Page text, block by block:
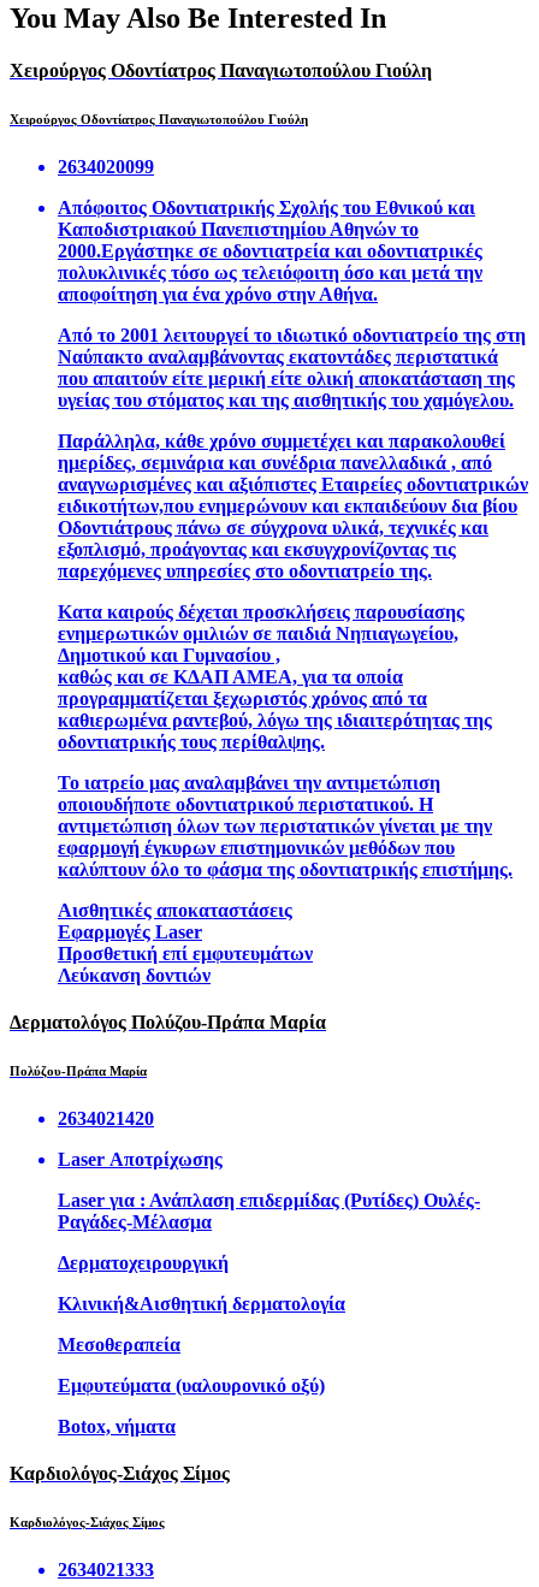
You May Also Be Interested In
Χειρούργος Οδοντίατρος Παναγιωτοπούλου Γιούλη
Χειρούργος Οδοντίατρος Παναγιωτοπούλου Γιούλη
2634020099
Απόφοιτος Οδοντιατρικής Σχολής του Εθνικού και
Καποδιστριακού Πανεπιστημίου Αθηνών το
2000.Εργάστηκε σε οδοντιατρεία και οδοντιατρικές
πολυκλινικές τόσο ως τελειόφοιτη όσο και μετά την
αποφοίτηση για ένα χρόνο στην Αθήνα.
Από το 2001 λειτουργεί το ιδιωτικό οδοντιατρείο της στη
Ναύπακτο αναλαμβάνοντας εκατοντάδες περιστατικά
που απαιτούν είτε μερική είτε ολική αποκατάσταση της
υγείας του στόματος και της αισθητικής του χαμόγελου.
Παράλληλα, κάθε χρόνο συμμετέχει και παρακολουθεί
ημερίδες, σεμινάρια και συνέδρια πανελλαδικά , από
αναγνωρισμένες και αξιόπιστες Εταιρείες οδοντιατρικών
ειδικοτήτων,που ενημερώνουν και εκπαιδεύουν δια βίου
Οδοντιάτρους πάνω σε σύγχρονα υλικά, τεχνικές και
εξοπλισμό, προάγοντας και εκσυγχρονίζοντας τις
παρεχόμενες υπηρεσίες στο οδοντιατρείο της.
Κατα καιρούς δέχεται προσκλήσεις παρουσίασης
ενημερωτικών ομιλιών σε παιδιά Νηπιαγωγείου,
Δημοτικού και Γυμνασίου ,
καθώς και σε ΚΔΑΠ ΑΜΕΑ, για τα οποία
προγραμματίζεται ξεχωριστός χρόνος από τα
καθιερωμένα ραντεβού, λόγω της ιδιαιτερότητας της
οδοντιατρικής τους περίθαλψης.
Το ιατρείο μας αναλαμβάνει την αντιμετώπιση
οποιουδήποτε οδοντιατρικού περιστατικού. Η
αντιμετώπιση όλων των περιστατικών γίνεται με την
εφαρμογή έγκυρων επιστημονικών μεθόδων που
καλύπτουν όλο το φάσμα της οδοντιατρικής επιστήμης.
Αισθητικές αποκαταστάσεις
Εφαρμογές Laser
Προσθετική επί εμφυτευμάτων
Λεύκανση δοντιών
Δερματολόγος Πολύζου-Πράπα Μαρία
Πολύζου-Πράπα Μαρία
2634021420
Laser Αποτρίχωσης
Laser για : Ανάπλαση επιδερμίδας (Ρυτίδες) Ουλές-
Ραγάδες-Μέλασμα
Δερματοχειρουργική
Κλινική&Αισθητική δερματολογία
Μεσοθεραπεία
Εμφυτεύματα (υαλουρονικό οξύ)
Botox, νήματα
Καρδιολόγος-Σιάχος Σίμος
Καρδιολόγος-Σιάχος Σίμος
2634021333